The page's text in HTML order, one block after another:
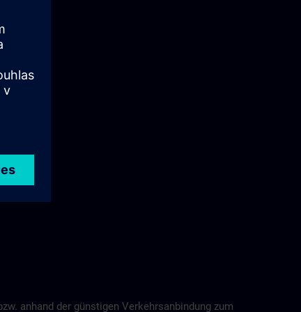
anhand der günstigen Verkehrsanbindung zum